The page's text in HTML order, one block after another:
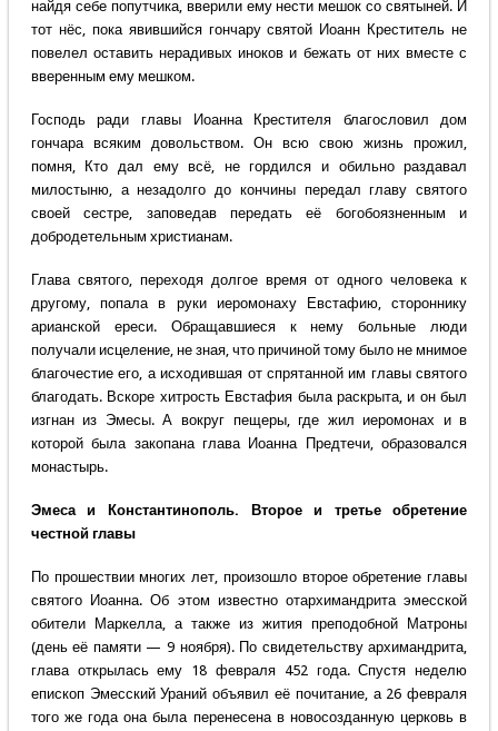
найдя себе попутчика, вверили ему нести мешок со святыней. И
тот нёс, пока явившийся гончару святой Иоанн Креститель не
повелел оставить нерадивых иноков и бежать от них вместе с
вверенным ему мешком.
Господь ради главы Иоанна Крестителя благословил дом
гончара всяким довольством. Он всю свою жизнь прожил,
помня, Кто дал ему всё, не гордился и обильно раздавал
милостыню, а незадолго до кончины передал главу святого
своей сестре, заповедав передать её богобоязненным и
добродетельным христианам.
Глава святого, переходя долгое время от одного человека к
другому, попала в руки иеромонаху Евстафию, стороннику
арианской ереси. Обращавшиеся к нему больные люди
получали исцеление, не зная, что причиной тому было не мнимое
благочестие его, а исходившая от спрятанной им главы святого
благодать. Вскоре хитрость Евстафия была раскрыта, и он был
изгнан из Эмесы. А вокруг пещеры, где жил иеромонах и в
которой была закопана глава Иоанна Предтечи, образовался
монастырь.
Эмеса и Константинополь. Второе и третье обретение
честной главы
По прошествии многих лет, произошло второе обретение главы
святого Иоанна. Об этом известно отархимандрита эмесской
обители Маркелла, а также из жития преподобной Матроны
(день её памяти — 9 ноября). По свидетельству архимандрита,
глава открылась ему 18 февраля 452 года. Спустя неделю
епископ Эмесский Ураний объявил её почитание, а 26 февраля
того же года она была перенесена в новосозданную церковь в